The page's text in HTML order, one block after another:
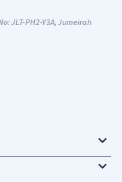
JLT-PH2-Y3A, Jumeirah